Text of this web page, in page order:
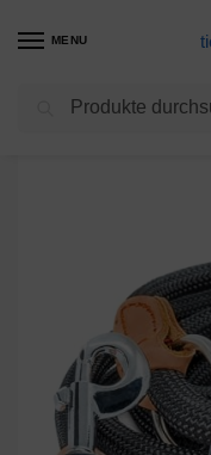
MENU
Hundeleinen